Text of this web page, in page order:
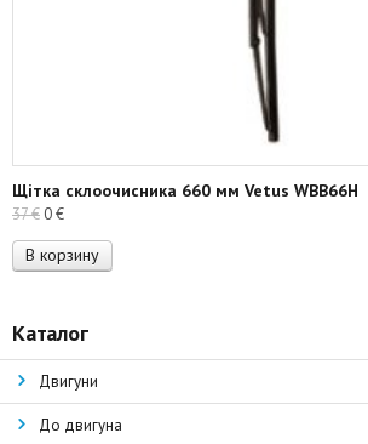
Щітка склоочисника 660 мм Vetus WBB66H
37€ Первоначальная
цена
составляла
0€Текущая
цена:
0 €.
В корзину
Каталог
Двигуни
До двигуна